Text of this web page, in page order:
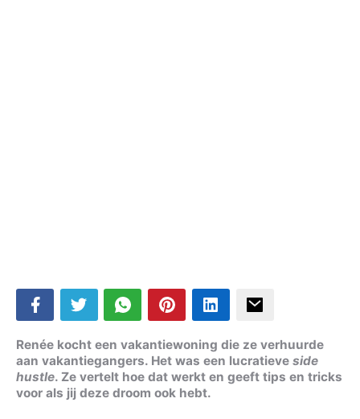
Renée kocht een vakantiewoning die ze verhuurde
aan vakantiegangers. Het was een lucratieve side
hustle. Ze vertelt hoe dat werkt en geeft tips en tricks
voor als jij deze droom ook hebt.